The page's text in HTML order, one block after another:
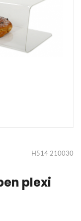
H514 210030
plexi